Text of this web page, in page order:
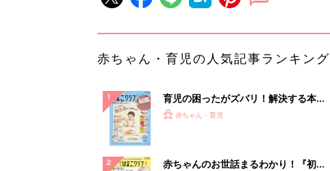
赤ちゃん・育児の人気記事ランキング
育児の困ったがズバリ！解決する本
『ひよこクラブ 秋号』 4カ月～2才
赤ちゃん・育児
赤ちゃんのお世話まるわかり！『初め